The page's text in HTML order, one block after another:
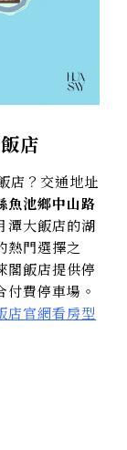
店
店？交通地址
魚池鄉中山路
潭大飯店的湖
熱門選擇之
閣飯店提供停
費停車場。
店官網看房型